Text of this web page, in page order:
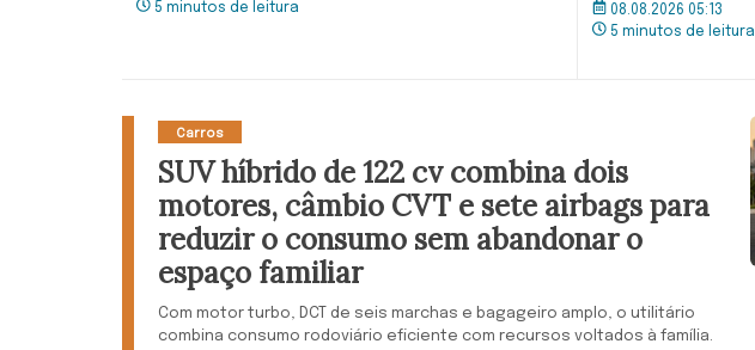
5 minutos de leitura
08.08.2026 05:13
5 minutos de leitura
Carros
SUV híbrido de 122 cv combina dois
motores, câmbio CVT e sete airbags para
reduzir o consumo sem abandonar o
espaço familiar
Com motor turbo, DCT de seis marchas e bagageiro amplo, o utilitário
combina consumo rodoviário eficiente com recursos voltados à família.